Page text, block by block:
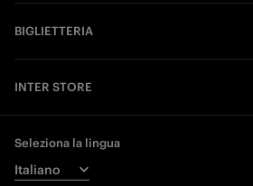
BIGLIETTERIA
INTER STORE
Seleziona la lingua